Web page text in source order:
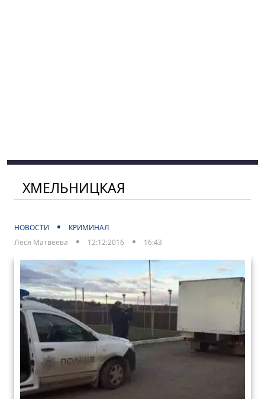
ХМЕЛЬНИЦКАЯ
НОВОСТИ
КРИМИНАЛ
Леся Матвеева
12:12:2016 16:43